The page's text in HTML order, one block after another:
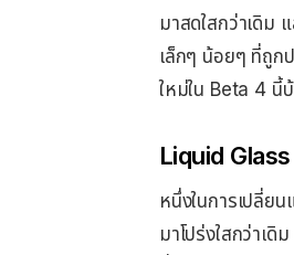
มาสดใสกว่าเดิม
เล็กๆ น้อยๆ ที่ถูก
ใหม่ใน Beta 4 นี้
Liquid
หนึ่งในการเปลี่ย
มาโปร่งใสกว่าเ